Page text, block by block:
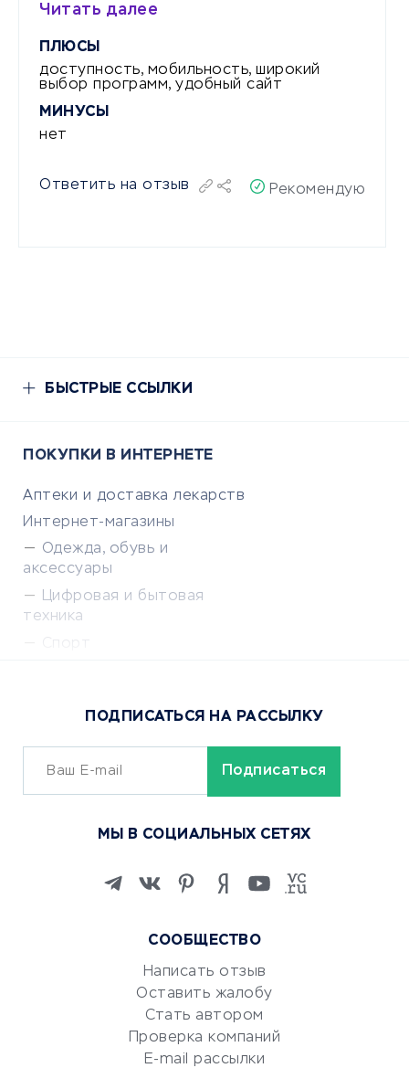
Читать далее
ПЛЮСЫ
доступность, мобильность, широкий
выбор программ, удобный сайт
МИНУСЫ
нет
Ответить на отзыв Рекомендую
БЫСТРЫЕ ССЫЛКИ
ПОКУПКИ В ИНТЕРНЕТЕ
Аптеки и доставка лекарств
Интернет-магазины
Одежда, обувь и
аксессуары
Цифровая и бытовая
техника
Сервисы доставки
ОБУЧЕНИЕ И РАБОТА
Изучение иностранных
Маркетинг и продажи
Репетиторство
Красота и здоровье
Сервисы по поиску работы
Сетевой маркетинг
СООБЩЕСТВО
Написать отзыв
Оставить жалобу
Стать автором
Проверка компаний
E-mail рассылки
ПОДПИСАТЬСЯ НА РАССЫЛКУ
МЫ В СОЦИАЛЬНЫХ СЕТЯХ